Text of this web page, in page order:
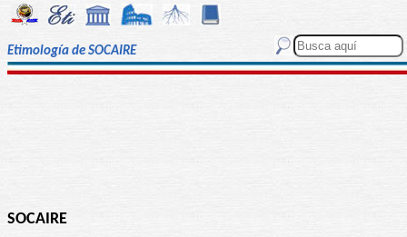
Etimología de SOCAIRE
SOCAIRE